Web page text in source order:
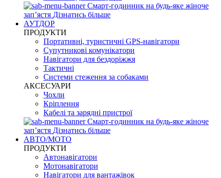
Смарт-годинник на будь-яке жіноче
запʼястя Дізнатись більше
АУТДОР
ПРОДУКТИ
Портативні, туристичні GPS-навігатори
Супутникові комунікатори
Навігатори для бездоріжжя
Тактичні
Системи стеження за собаками
АКСЕСУАРИ
Чохли
Кріплення
Кабелі та зарядні пристрої
Смарт-годинник на будь-яке жіноче
запʼястя Дізнатись більше
АВТО/МОТО
ПРОДУКТИ
Автонавігатори
Мотонавігатори
Навігатори для вантажівок